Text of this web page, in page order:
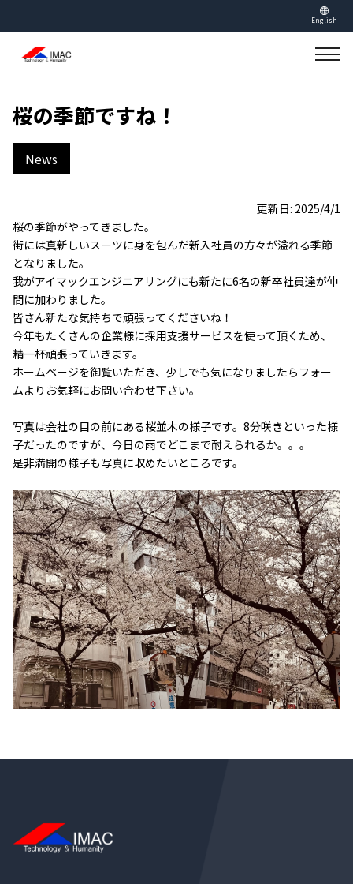
English
桜の季節ですね！
News
更新日: 2025/4/1
桜の季節がやってきました。
街には真新しいスーツに身を包んだ新入社員の方々が溢れる季節
となりました。
我がアイマックエンジニアリングにも新たに6名の新卒社員達が仲
間に加わりました。
皆さん新たな気持ちで頑張ってくださいね！
今年もたくさんの企業様に採用支援サービスを使って頂くため、
精一杯頑張っていきます。
ホームページを御覧いただき、少しでも気になりましたら フォー
ムよりお気軽にお問い合わせ下さい。
写真は会社の目の前にある桜並木の様子です。8分咲きといった様
子だったのですが、今日の雨でどこまで耐えられるか。。。
是非満開の様子も写真に収めたいところです。